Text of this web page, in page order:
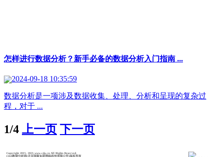
怎样进行数据分析？新手必备的数据分析入门指南 ...
2024-09-18 10:35:59
数据分析是一项涉及数据收集、处理、分析和呈现的复杂过
程，对于 ...
1/4 上一页 下一页
Copyright 2015- 2021,www.cda.cn All Rights Reserved.
CDA数据分析师(北京国富如荷网络科技有限公司)版权所有